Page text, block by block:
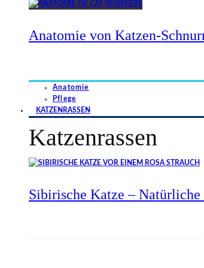
Anatomie von Katzen-
Anatomie
Pflege
KATZENRASSEN
Katzenrassen
Sibirische Katze –